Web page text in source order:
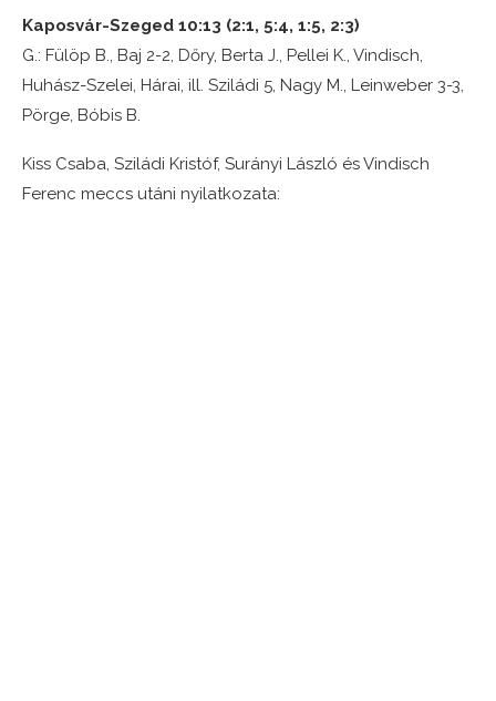
Kaposvár-Szeged 10:13 (2:1, 5:4, 1:5, 2:3)
G.: Fülöp B., Baj 2-2, Dőry, Berta J., Pellei K., Vindisch,
Huhász-Szelei, Hárai, ill. Sziládi 5, Nagy M., Leinweber 3-3,
Pörge, Bóbis B.
Kiss Csaba, Sziládi Kristóf, Surányi László és Vindisch
Ferenc meccs utáni nyilatkozata: